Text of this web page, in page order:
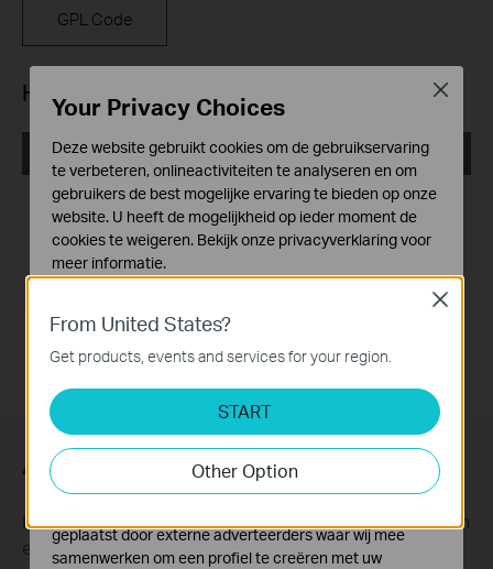
GPL Code
Hulpprogramma
TD-W8980B_V1_Easy Setup Assistant_131128_DE
Publicatiedatum:2013-11-28
Taal:Duits
Abonneer
Krijg updates over nieuwe producten, samenwerkingen
en ander interessant nieuws
From United States?
Get products, events and services for your region.
START
Other Option
Close
Your Privacy Choices
Deze website gebruikt cookies om de gebruikservaring
te verbeteren, onlineactiviteiten te analyseren en om
gebruikers de best mogelijke ervaring te bieden op onze
website. U heeft de mogelijkheid op ieder moment de
cookies te weigeren. Bekijk onze privacyverklaringvoor
meer informatie.
Deze cookies zijn noodzakelijk voor de werking van de
website en kunnen niet worden uitgeschakeld.
Analyse en Marketing Cookies
Cookies voor analyse geven ons de mogelijkheid uw
activiteiten op onze website te volgen en zo de
functionaliteit van de website aan te passen en te
verbeteren.
geplaatst door externe adverteerders waar wij mee
samenwerken om een profiel te creëren met uw
Close